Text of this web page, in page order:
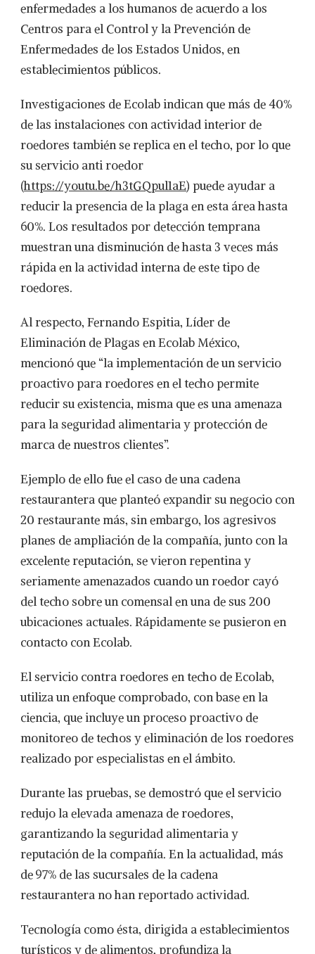
enfermedades a los humanos de acuerdo a los
Centros para el Control y la Prevención de
Enfermedades de los Estados Unidos, en
establecimientos públicos.
Investigaciones de Ecolab indican que más de 40%
de las instalaciones con actividad interior de
roedores también se replica en el techo, por lo que
su servicio anti roedor
(https://youtu.be/h3tGQpul1aE) puede ayudar a
reducir la presencia de la plaga en esta área hasta
60%. Los resultados por detección temprana
muestran una disminución de hasta 3 veces más
rápida en la actividad interna de este tipo de
roedores.
Al respecto, Fernando Espitia, Líder de
Eliminación de Plagas en Ecolab México,
mencionó que “la implementación de un servicio
proactivo para roedores en el techo permite
reducir su existencia, misma que es una amenaza
para la seguridad alimentaria y protección de
marca de nuestros clientes”.
Ejemplo de ello fue el caso de una cadena
restaurantera que planteó expandir su negocio con
20 restaurante más, sin embargo, los agresivos
planes de ampliación de la compañía, junto con la
excelente reputación, se vieron repentina y
seriamente amenazados cuando un roedor cayó
del techo sobre un comensal en una de sus 200
ubicaciones actuales. Rápidamente se pusieron en
contacto con Ecolab.
El servicio contra roedores en techo de Ecolab,
utiliza un enfoque comprobado, con base en la
ciencia, que incluye un proceso proactivo de
monitoreo de techos y eliminación de los roedores
realizado por especialistas en el ámbito.
Durante las pruebas, se demostró que el servicio
redujo la elevada amenaza de roedores,
garantizando la seguridad alimentaria y
reputación de la compañía. En la actualidad, más
de 97% de las sucursales de la cadena
restaurantera no han reportado actividad.
Tecnología como ésta, dirigida a establecimientos
turísticos y de alimentos, profundiza la